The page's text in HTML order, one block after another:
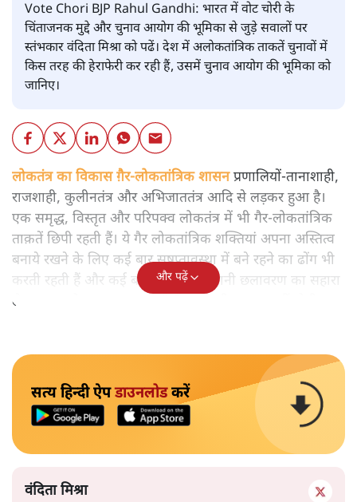
Vote Chori BJP Rahul Gandhi: भारत में वोट चोरी के
चिंताजनक मुद्दे और चुनाव आयोग की भूमिका से जुड़े सवालों पर
स्तंभकार वंदिता मिश्रा को पढें। देश में अलोकतांत्रिक ताकतें चुनावों में
किस तरह की हेराफेरी कर रही हैं, उसमें चुनाव आयोग की भूमिका को
जानिए।
लोकतंत्र का विकास ग़ैर-लोकतांत्रिक शासनप्रणालियों-तानाशाही,
राजशाही, कुलीनतंत्र और अभिजाततंत्र आदि से लड़कर हुआ है।
एक समृद्ध, विस्तृत और परिपक्व लोकतंत्र में भी गैर-लोकतांत्रिक
ताक़तें छिपी रहती हैं। ये गैर लोकतांत्रिक शक्तियां अपना अस्तित्व
बनाये रखने के लिए कई बार सुषुप्तावस्था में बने रहने का ढोंग भी
करती रहती हैं और कई बार कैमोफ्लाज यानी छलावरण का सहारा
लेकर ख़ुद को सदा बचाए रखती हैं यह कभी समाप्त नहीं होती।
और पढ़ें
सत्य हिन्दी ऐपडाउनलोडकरें
वंदिता मिश्रा